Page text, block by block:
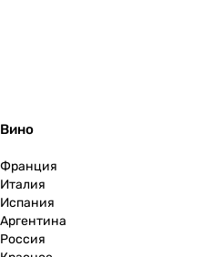
Вино
Франция
Италия
Испания
Аргентина
Россия